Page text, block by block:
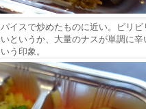
イスで炒めたものに近い。ビリビ
というか、大量のナスが単調に
う印象。